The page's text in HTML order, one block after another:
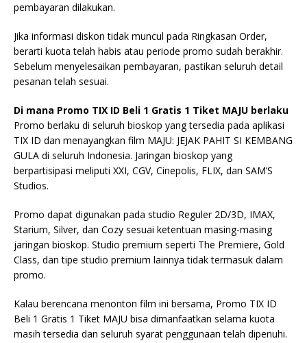
pembayaran dilakukan.
Jika informasi diskon tidak muncul pada Ringkasan Order,
berarti kuota telah habis atau periode promo sudah berakhir.
Sebelum menyelesaikan pembayaran, pastikan seluruh detail
pesanan telah sesuai.
Di mana Promo TIX ID Beli 1 Gratis 1 Tiket MAJU berlaku
Promo berlaku di seluruh bioskop yang tersedia pada aplikasi
TIX ID dan menayangkan film MAJU: JEJAK PAHIT SI KEMBANG
GULA di seluruh Indonesia. Jaringan bioskop yang
berpartisipasi meliputi XXI, CGV, Cinepolis, FLIX, dan SAM’S
Studios.
Promo dapat digunakan pada studio Reguler 2D/3D, IMAX,
Starium, Silver, dan Cozy sesuai ketentuan masing-masing
jaringan bioskop. Studio premium seperti The Premiere, Gold
Class, dan tipe studio premium lainnya tidak termasuk dalam
promo.
Kalau berencana menonton film ini bersama, Promo TIX ID
Beli 1 Gratis 1 Tiket MAJU bisa dimanfaatkan selama kuota
masih tersedia dan seluruh syarat penggunaan telah dipenuhi.